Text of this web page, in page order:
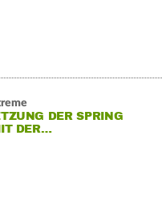
DER SPRING
DER…